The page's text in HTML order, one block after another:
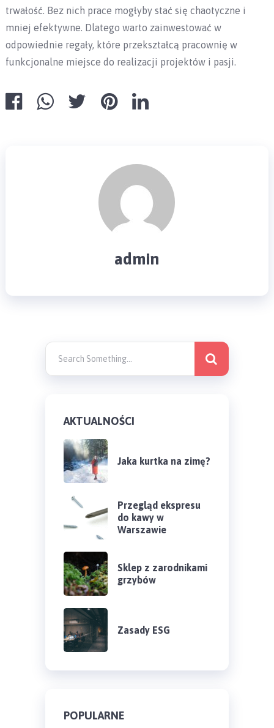
trwałość. Bez nich prace mogłyby stać się chaotyczne i
mniej efektywne. Dlatego warto zainwestować w
odpowiednie regały, które przekształcą pracownię w
funkcjonalne miejsce do realizacji projektów i pasji.
admin
AKTUALNOŚCI
Jaka kurtka na zimę?
Przegląd ekspresu
do kawy w
Warszawie
Sklep z zarodnikami
grzybów
Zasady ESG
POPULARNE